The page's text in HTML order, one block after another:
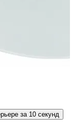
за 10 секунд